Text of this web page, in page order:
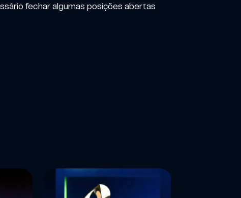
fechar algumas posições abertas